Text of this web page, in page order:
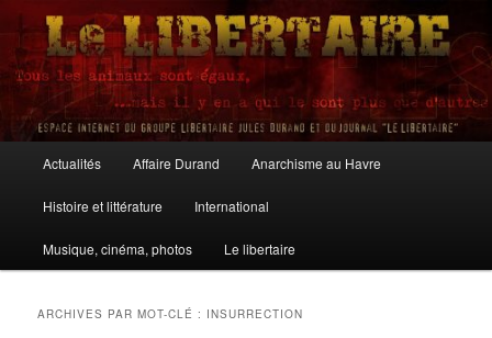
Aller
contenu
principal
Aller
contenu
secondaire
Le Libertaire
principal
Actualités Affaire Durand Anarchisme au Havre
Histoire et littérature International
Musique, cinéma, photos Le libertaire
ARCHIVES PAR MOT-CLÉ : INSURRECTION